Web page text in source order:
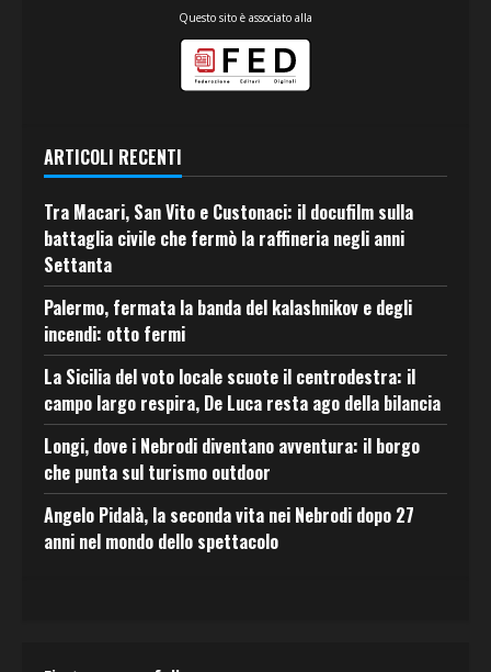
Questo sito è associato alla
ARTICOLI RECENTI
Tra Macari, San Vito e Custonaci: il docufilm sulla
battaglia civile che fermò la raffineria negli anni
Settanta
Palermo, fermata la banda del kalashnikov e degli
incendi: otto fermi
La Sicilia del voto locale scuote il centrodestra: il
campo largo respira, De Luca resta ago della bilancia
Longi, dove i Nebrodi diventano avventura: il borgo
che punta sul turismo outdoor
Angelo Pidalà, la seconda vita nei Nebrodi dopo 27
anni nel mondo dello spettacolo